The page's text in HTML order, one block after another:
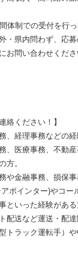
体制での受付を行っ
・県内問わず、応
お問い合わせくださ
絡ください！】
、経理事務などの経
、医療事務、不動
方。
や金融事務、損保事
ポインター)やコ
といった経験があ
配送など運送・配
トラック運転手）